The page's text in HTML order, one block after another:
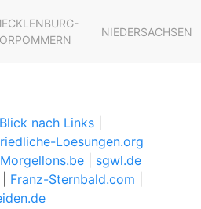
NIEDERSACHSEN
Blick nach Links
Loesungen.org
Morgellons.be
sgwl.de
Franz-Sternbald.com